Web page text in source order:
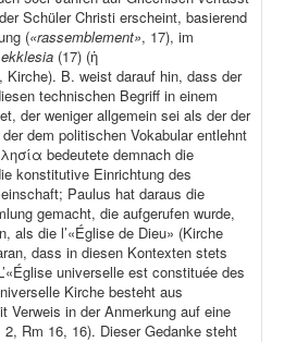
Schüler Christi erscheint, basierend
(«rassemblement», 17), im
ekklesia (17) (ἡ
Kirche). B. weist darauf hin, dass der
technischen Begriff in einem
der weniger allgemein sei als der der
der dem politischen Vokabular entlehnt
bedeutete demnach die
konstitutive Einrichtung des
Paulus hat daraus die
gemacht, die aufgerufen wurde,
als die l’«Église de Dieu» (Kirche
dass in diesen Kontexten stets
universelle est constituée des
Kirche besteht aus
Verweis in der Anmerkung auf eine
Rm 16, 16). Dieser Gedanke steht